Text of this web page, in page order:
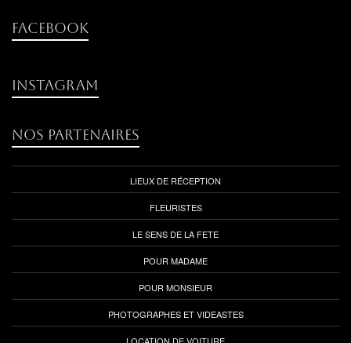
Facebook
instagram
Nos partenaires
LIEUX DE RÉCEPTION
FLEURISTES
LE SENS DE LA FETE
POUR MADAME
POUR MONSIEUR
PHOTOGRAPHES ET VIDEASTES